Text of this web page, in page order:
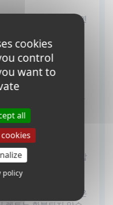
일 이전 14일 이내에 연
테이 렌트의 한 4주치
탈퇴하는 학생들은
서도 탈퇴해야 합니
받아야 합니다. 렌트
홈스테이/학교에서 탈
대한 나머지 부분에
탈퇴하고 싶은 학생
이상 미리 통보해야 합
이 적용되며, 사전에
테이 요금은 모두 환
통보가 주어지지 않은
cookies
control
want to
all
policy